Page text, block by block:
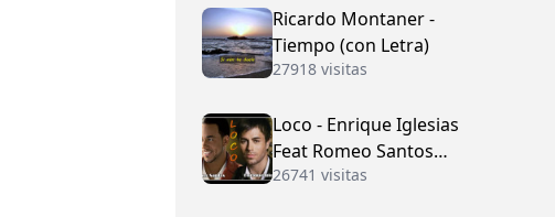
Ricardo Montaner -
Tiempo (con Letra)
27918 visitas
Loco - Enrique Iglesias
Feat Romeo Santos
(con Letra)
26741 visitas